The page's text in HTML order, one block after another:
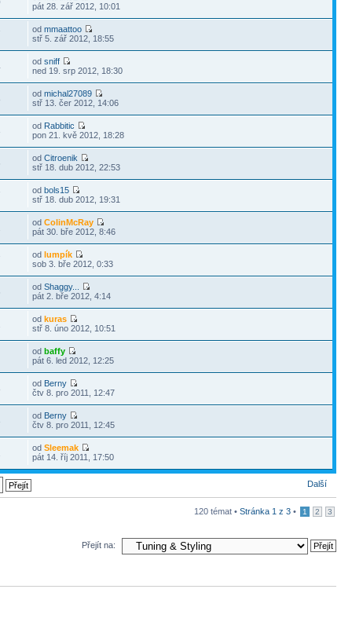
pát 28. zář 2012, 10:01
odmmaattoo
stř 5. zář 2012, 18:55
odsniff
ned 19. srp 2012, 18:30
odmichal27089
stř 13. čer 2012, 14:06
od Rabbitic
pon 21. kvě 2012, 18:28
odCitroenik
stř 18. dub 2012, 22:53
odbols15
stř 18. dub 2012, 19:31
odColinMcRay
pát 30. bře 2012, 8:46
odlumpík
sob 3. bře 2012, 0:33
odShaggy...
pát 2. bře 2012, 4:14
odkuras
stř 8. úno 2012, 10:51
odbaffy
pát 6. led 2012, 12:25
od Berny
čtv 8. pro 2011, 12:47
od Berny
čtv 8. pro 2011, 12:45
odSleemak
pát 14. říj 2011, 17:50
Další
120 témat • Stránka 1 z 3 • 1 2 3
Přejít na: